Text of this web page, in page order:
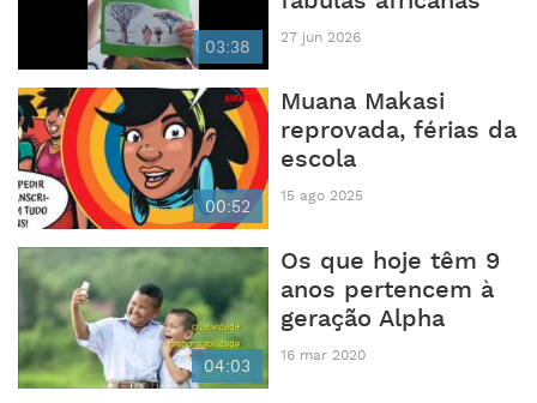
03:38
27 jun 2026
00:52
Muana Makasi
reprovada, férias da
escola
15 ago 2025
04:03
Os que hoje têm 9
anos pertencem à
geração Alpha
16 mar 2020